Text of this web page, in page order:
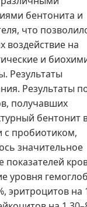
бентонита и
что
воздействие на
и
Результаты
Результаты
получавших
бентонит
с пробиотиком,
значительное
показателей
уровня
эритроцитов на